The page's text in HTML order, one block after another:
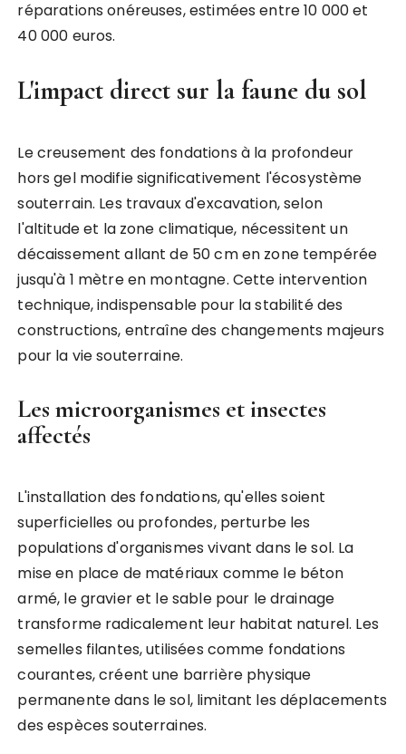
réparations onéreuses, estimées entre 10 000 et
40 000 euros.
L'impact direct sur la faune du sol
Le creusement des fondations à la profondeur
hors gel modifie significativement l'écosystème
souterrain. Les travaux d'excavation, selon
l'altitude et la zone climatique, nécessitent un
décaissement allant de 50 cm en zone tempérée
jusqu'à 1 mètre en montagne. Cette intervention
technique, indispensable pour la stabilité des
constructions, entraîne des changements majeurs
pour la vie souterraine.
Les microorganismes et insectes
affectés
L'installation des fondations, qu'elles soient
superficielles ou profondes, perturbe les
populations d'organismes vivant dans le sol. La
mise en place de matériaux comme le béton
armé, le gravier et le sable pour le drainage
transforme radicalement leur habitat naturel. Les
semelles filantes, utilisées comme fondations
courantes, créent une barrière physique
permanente dans le sol, limitant les déplacements
des espèces souterraines.